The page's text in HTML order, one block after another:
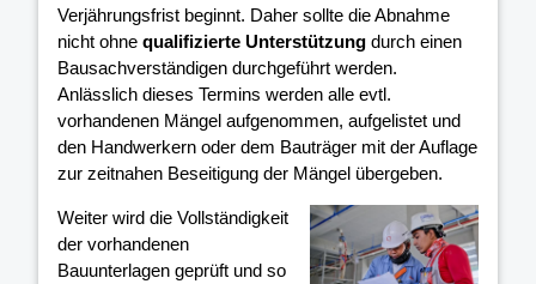
Verjährungsfrist beginnt. Daher sollte die Abnahme
nicht ohne qualifizierte Unterstützung durch einen
Bausachverständigen durchgeführt werden.
Anlässlich dieses Termins werden alle evtl.
vorhandenen Mängel aufgenommen, aufgelistet und
den Handwerkern oder dem Bauträger mit der Auflage
zur zeitnahen Beseitigung der Mängel übergeben.
Weiter wird die Vollständigkeit
der vorhandenen
Bauunterlagen geprüft und so